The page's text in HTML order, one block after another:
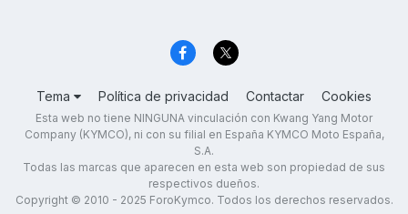
Tema Política de privacidad Contactar Cookies
Esta web no tiene NINGUNA vinculación con Kwang Yang Motor
Company (KYMCO), ni con su filial en España KYMCO Moto España,
S.A.
Todas las marcas que aparecen en esta web son propiedad de sus
respectivos dueños.
Copyright © 2010 - 2025 ForoKymco. Todos los derechos reservados.